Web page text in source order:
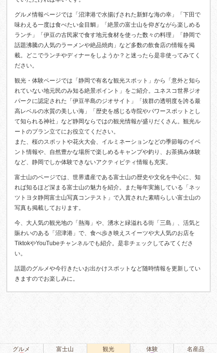
グルメ情報ページでは「沼津港で水揚げされた新鮮な海の幸」「下田で
味わえる一度は食べたい金目鯛」「絶景の富士山を仰ぎながら楽しめる
ランチ」「伊豆の古民家で食す地元食材を使った数々の料理」「静岡で
話題沸騰の人気のラーメンや絶品焼肉」など多数の飲食店の情報を掲
載。どこでランチやディナーをしようか？と迷ったら是非使ってみてく
ださい。
観光・体験ページでは「静岡で有名な観光スポット」から「意外と知ら
れていない地元民のみ知る絶景ポイント」をご紹介。ユネスコ世界ジオ
パークに認定された「伊豆半島のジオサイト」「抜群の透明度を誇る最
高レベルの水質の美しい海」「歴史を感じる寺院やパワースポットとし
て知られる神社」など静岡ならではの観光情報が盛りだくさん。観光ル
ートのプラン立てにお役立てください。
また、桜のスポットや花火大会、イルミネーションなどの季節毎のイベ
ント情報や、自然豊かな場所で楽しめるキャンプや釣り、お茶摘み体験
など、静岡でしか体験できないアクティビティ情報も充実。
富士山のページでは、世界遺産である富士山の歴史や文化を中心に、知
れば知るほど深まる富士山の魅力を紹介。また毎年実施している「ネッ
ツトヨタ静岡富士山写真コンテスト」で入賞された素晴らしい富士山の
写真も掲載しております。
今、大人気の観光地の「熱海」や、湧水と緑溢れる街「三島」、活気と
賑わいのある「沼津港」で、食べ歩き映えスイーツや大人気のお店を
TiktokやYouTubeチャンネルでも紹介。是非チェックしてみてくださ
い。
話題のグルメや今行きたいお出かけスポットなど随時情報を更新してい
きますのでお楽しみに。
グルメ 富士山 観光 体験 名産品